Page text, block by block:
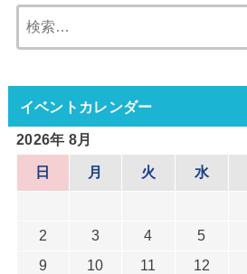
索:
イベントカレンダー
2026年 8月
日 月 火 水
2
3 4 5
9
10 11 12